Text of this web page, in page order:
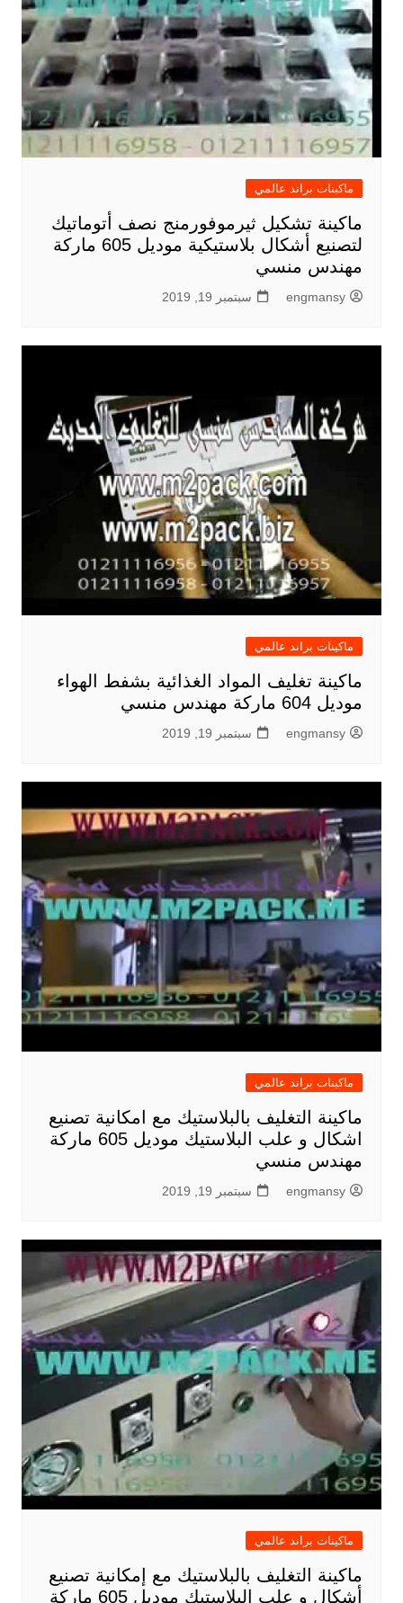
ماكينات براند عالمي
ماكينة تشكيل ثيرموفورمنج نصف أتوماتيك
لتصنيع أشكال بلاستيكية موديل 605 ماركة
مهندس منسي
engmansy سبتمبر 19, 2019
ماكينات براند عالمي
ماكينة تغليف المواد الغذائية بشفط الهواء
موديل 604 ماركة مهندس منسي
engmansy سبتمبر 19, 2019
ماكينات براند عالمي
ماكينة التغليف بالبلاستيك مع امكانية تصنيع
اشكال و علب البلاستيك موديل 605 ماركة
مهندس منسي
engmansy سبتمبر 19, 2019
ماكينات براند عالمي
ماكينة التغليف بالبلاستيك مع إمكانية تصنيع
أشكال و علب البلاستيك موديل 605 ماركة